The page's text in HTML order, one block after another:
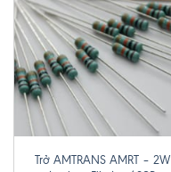
Trở AMTRANS AMRT – 2W